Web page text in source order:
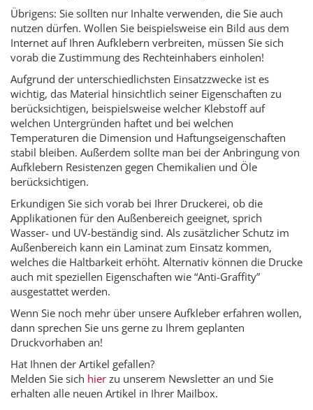
Übrigens: Sie sollten nur Inhalte verwenden, die Sie auch
nutzen dürfen. Wollen Sie beispielsweise ein Bild aus dem
Internet auf Ihren Aufklebern verbreiten, müssen Sie sich
vorab die Zustimmung des Rechteinhabers einholen!
Aufgrund der unterschiedlichsten Einsatzzwecke ist es
wichtig, das Material hinsichtlich seiner Eigenschaften zu
berücksichtigen, beispielsweise welcher Klebstoff auf
welchen Untergründen haftet und bei welchen
Temperaturen die Dimension und Haftungseigenschaften
stabil bleiben. Außerdem sollte man bei der Anbringung von
Aufklebern Resistenzen gegen Chemikalien und Öle
berücksichtigen.
Erkundigen Sie sich vorab bei Ihrer Druckerei, ob die
Applikationen für den Außenbereich geeignet, sprich
Wasser- und UV-beständig sind. Als zusätzlicher Schutz im
Außenbereich kann ein Laminat zum Einsatz kommen,
welches die Haltbarkeit erhöht. Alternativ können die Drucke
auch mit speziellen Eigenschaften wie “Anti-Graffity”
ausgestattet werden.
Wenn Sie noch mehr über unsere Aufkleber erfahren wollen,
dann sprechen Sie uns gerne zu Ihrem geplanten
Druckvorhaben an!
Hat Ihnen der Artikel gefallen?
Melden Sie sich hier zu unserem Newsletter an und Sie
erhalten alle neuen Artikel in Ihrer Mailbox.